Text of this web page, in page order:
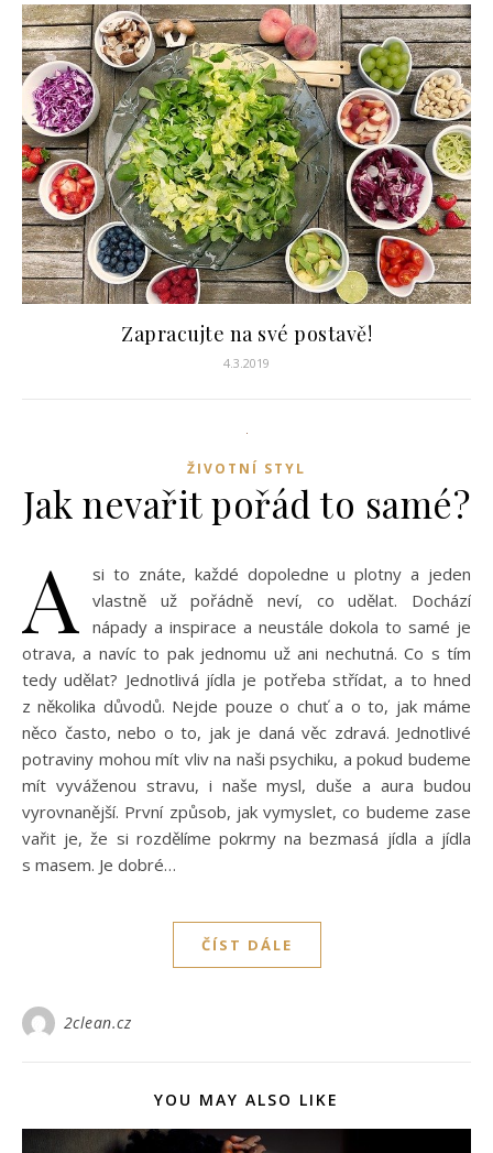
Zapracujte na své postavě!
4.3.2019
ŽIVOTNÍ STYL
Jak nevařit pořád to samé?
A
si to znáte, každé dopoledne u plotny a jeden
vlastně už pořádně neví, co udělat. Dochází
nápady a inspirace a neustále dokola to samé je
otrava, a navíc to pak jednomu už ani nechutná. Co s tím
tedy udělat? Jednotlivá jídla je potřeba střídat, a to hned
z několika důvodů. Nejde pouze o chuť a o to, jak máme
něco často, nebo o to, jak je daná věc zdravá. Jednotlivé
potraviny mohou mít vliv na naši psychiku, a pokud budeme
mít vyváženou stravu, i naše mysl, duše a aura budou
vyrovnanější. První způsob, jak vymyslet, co budeme zase
vařit je, že si rozdělíme pokrmy na bezmasá jídla a jídla
s masem. Je dobré…
ČÍST DÁLE
2clean.cz
YOU MAY ALSO LIKE